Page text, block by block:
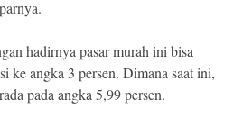
hadirnya pasar murah ini bisa
ke angka 3 persen. Dimana saat ini,
pada angka 5,99 persen.